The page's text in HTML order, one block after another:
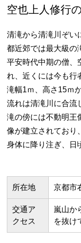
空也上人修行
清滝から清滝川ぞい
都近郊では最大級の
平安時代中期の僧、
れ、近くには今も行
滝幅1ｍ、高さ15ｍ
流れは清滝川に合流
滝の傍には不動明王
像が建立されており
身体に降り注ぎ、日
所在地 京都市
交通ア
クセス
嵐山か
を抜け